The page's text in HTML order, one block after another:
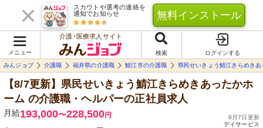
スカウトや選考の連絡を
通知でお知らせ
無料インストール
メニュー
介護･医療求人サイト
検索
ログインする
みんジョブ
介護職 福井県の介護職 鯖江市の介護職 県民せいきょう鯖江きらめき
【8/7更新】県民せいきょう鯖江きらめきあったかホ
ーム の介護職・ヘルパーの正社員求人
月給193,000〜228,500円
8月7日更新
デイサービス